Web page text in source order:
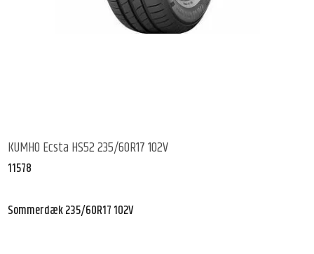
KUMHO Ecsta HS52 235/60R17 102V
11578
Sommerdæk 235/60R17 102V